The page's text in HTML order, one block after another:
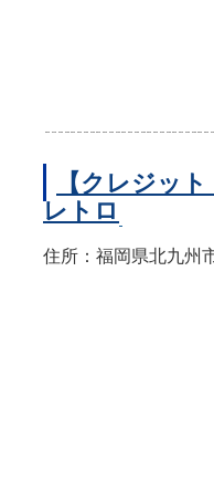
【クレジッ
レトロ
住所：福岡県北九州